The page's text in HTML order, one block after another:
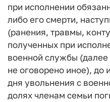
при исполнении
либо его смерти,
(ранения, травмы,
полученных при
военной службы
не оговорено иное), до
дня увольнения с
долях членам семьи